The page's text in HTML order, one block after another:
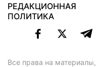
РЕДАКЦИОННАЯ
ПОЛИТИКА
Все права на